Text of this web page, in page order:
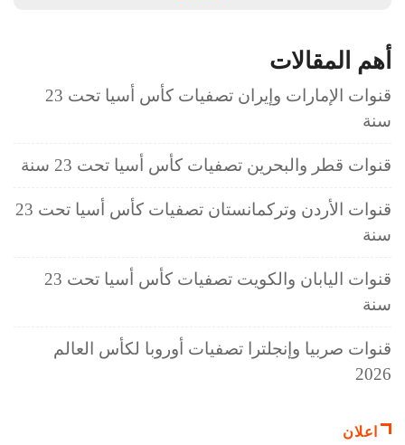
أهم المقالات
قنوات الإمارات وإيران تصفيات كأس أسيا تحت 23
سنة
قنوات قطر والبحرين تصفيات كأس أسيا تحت 23 سنة
قنوات الأردن وتركمانستان تصفيات كأس أسيا تحت 23
سنة
قنوات اليابان والكويت تصفيات كأس أسيا تحت 23
سنة
قنوات صربيا وإنجلترا تصفيات أوروبا لكأس العالم
2026
اعلان